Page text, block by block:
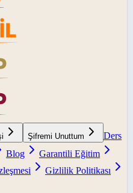
Şifremi Unuttum
Ders
Blog
Garantili Eğitim
Gizlilik Politikası